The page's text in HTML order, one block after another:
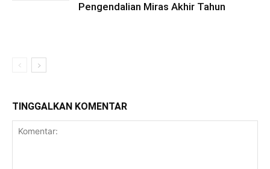
Pengendalian Miras Akhir Tahun
TINGGALKAN KOMENTAR